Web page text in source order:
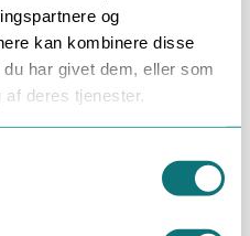
og
kan kombinere disse
har givet dem, eller som
deres tjenester.
– og evt.
et tegn på, at hele
det er en god anledning